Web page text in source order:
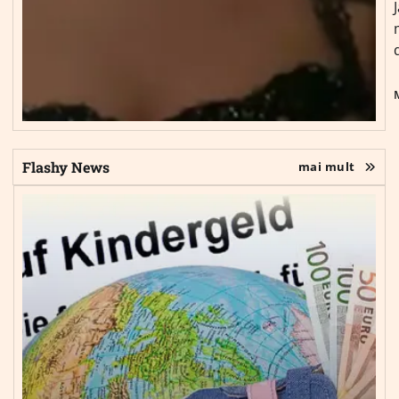
Flashy News mai mult